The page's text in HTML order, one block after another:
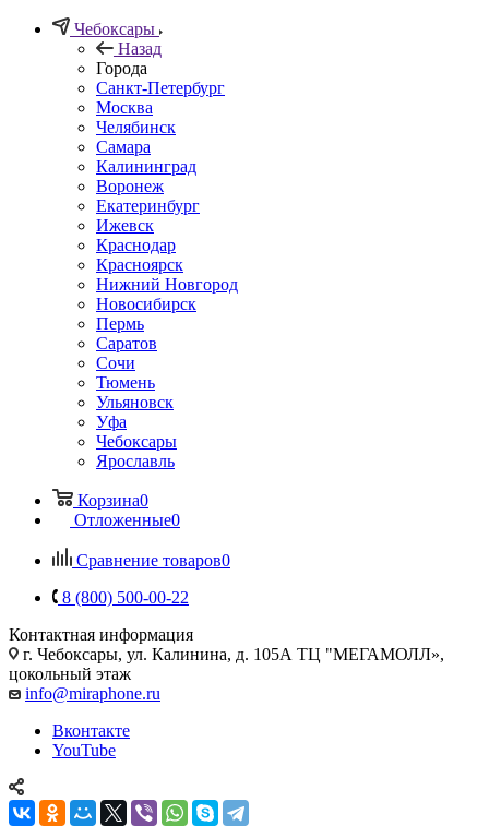
Чебоксары
Назад
Города
Санкт-Петербург
Москва
Челябинск
Самара
Калининград
Воронеж
Екатеринбург
Ижевск
Краснодар
Красноярск
Нижний Новгород
Новосибирск
Пермь
Саратов
Сочи
Тюмень
Ульяновск
Уфа
Чебоксары
Ярославль
Корзина0
Отложенные0
Сравнение товаров0
8 (800) 500-00-22
Контактная информация
г. Чебоксары, ул. Калинина, д. 105А ТЦ "МЕГАМОЛЛ»,
цокольный этаж
info@miraphone.ru
Вконтакте
YouTube